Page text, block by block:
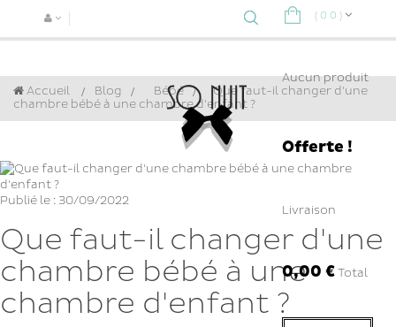
( 0 0 )
Aucun produit
Offerte !
Livraison
0,00 €Total
Accueil Blog > Bébé >
Que faut-il changer d'une
chambre bébé à une chambre d'enfant ?
Publié le : 30/09/2022
Que faut-il changer d'une
chambre bébé à une
chambre d'enfant ?